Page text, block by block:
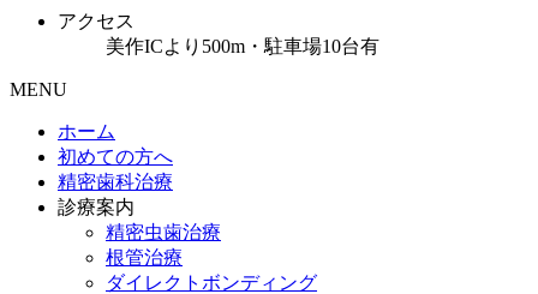
アクセス
美作ICより500m・駐車場10台有
MENU
ホーム
初めての方へ
精密歯科治療
診療案内
精密虫歯治療
根管治療
ダイレクトボンディング